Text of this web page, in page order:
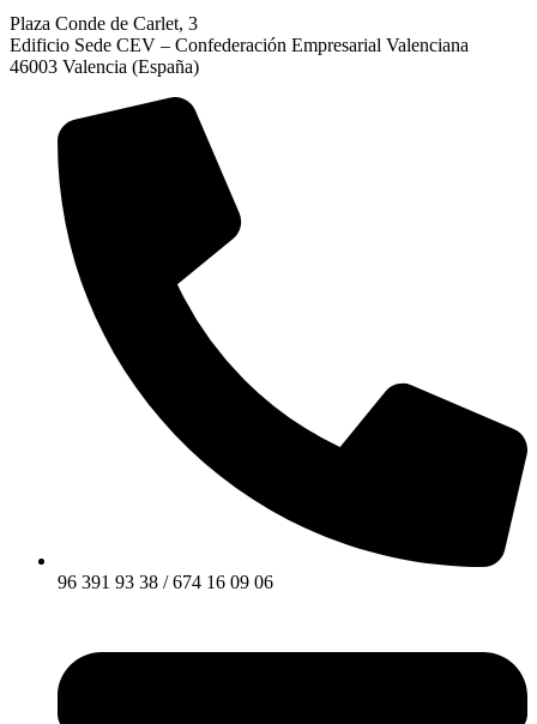
Plaza Conde de Carlet, 3
Edificio Sede CEV – Confederación Empresarial Valenciana
46003 Valencia (España)
96 391 93 38 / 674 16 09 06